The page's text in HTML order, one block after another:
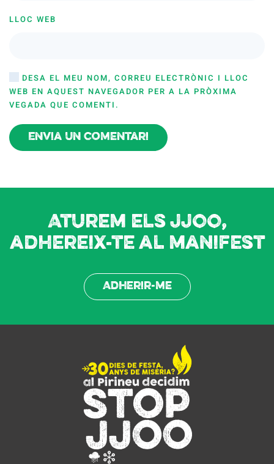
LLOC WEB
DESA EL MEU NOM, CORREU ELECTRÒNIC I LLOC
WEB EN AQUEST NAVEGADOR PER A LA PRÒXIMA
VEGADA QUE COMENTI.
Envia un comentari
Aturem els JJOO,
adhereix-te al manifest
Adherir-me